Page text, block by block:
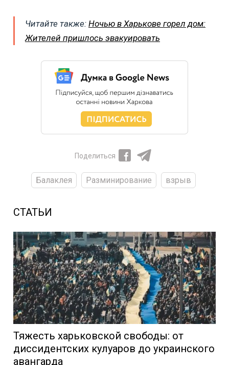
Читайте также: Ночью в Харькове горел дом:
Жителей пришлось эвакуировать
Поделиться
Балаклея Разминирование взрыв
СТАТЬИ
Тяжесть харьковской свободы: от
диссидентских кулуаров до украинского
авангарда